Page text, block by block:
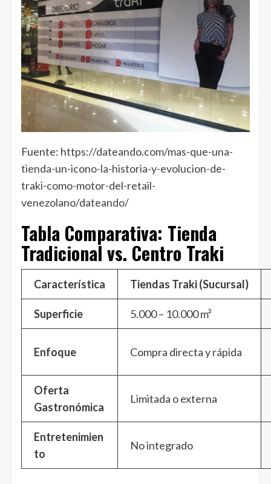
Fuente: https://dateando.com/mas-que-una-
tienda-un-icono-la-historia-y-evolucion-de-
traki-como-motor-del-retail-
venezolano/dateando/
Tabla Comparativa: Tienda
Tradicional vs. Centro Traki
Característica Tiendas Traki (Sucursal)
Superficie 5.000 – 10.000 m²
Enfoque Compra directa y rápida
Oferta
Gastronómica
Limitada o externa
Entretenimien
to
No integrado